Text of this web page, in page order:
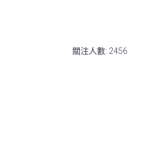
關注人數: 2456